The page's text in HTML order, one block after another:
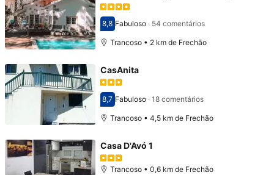
Pontuado com 8,8
8,8 Fabuloso· 54 comentários
Trancoso • 2 km de Frechão
CasAnita
Pontuado com 8,7
8,7 Fabuloso· 18 comentários
Trancoso • 4,5 km de Frechão
Casa D'Avó 1
Trancoso • 0,6 km de Frechão